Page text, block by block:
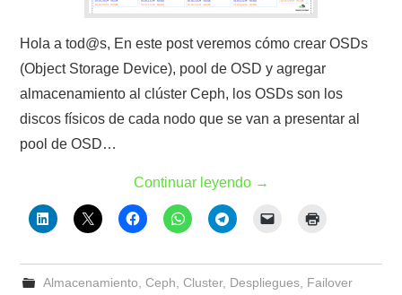
Hola a tod@s, En este post veremos cómo crear OSDs
(Object Storage Device), pool de OSD y agregar
almacenamiento al clúster Ceph, los OSDs son los
discos físicos de cada nodo que se van a presentar al
pool de OSD…
Continuar leyendo →
Almacenamiento Ceph Cluster, Despliegues, Failover